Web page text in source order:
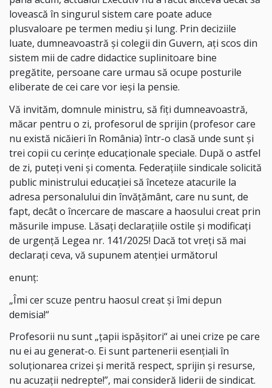
lovească în singurul sistem care poate aduce
plusvaloare pe termen mediu și lung. Prin deciziile
luate, dumneavoastră și colegii din Guvern, ați scos din
sistem mii de cadre didactice suplinitoare bine
pregătite, persoane care urmau să ocupe posturile
eliberate de cei care vor ieși la pensie.
Vă invităm, domnule ministru, să fiți dumneavoastră,
măcar pentru o zi, profesorul de sprijin (profesor care
nu există nicăieri în România) într-o clasă unde sunt și
trei copii cu cerințe educaționale speciale. După o astfel
de zi, puteți veni și comenta. Federațiile sindicale solicită
public ministrului educației să înceteze atacurile la
adresa personalului din învățământ, care nu sunt, de
fapt, decât o încercare de mascare a haosului creat prin
măsurile impuse. Lăsați declarațiile ostile și modificați
de urgență Legea nr. 141/2025! Dacă tot vreți să mai
declarați ceva, vă supunem atenției următorul
enunț:
„Îmi cer scuze pentru haosul creat și îmi depun
demisia!“
Profesorii nu sunt „țapii ispășitori“ ai unei crize pe care
nu ei au generat-o. Ei sunt partenerii esențiali în
soluționarea crizei și merită respect, sprijin și resurse,
nu acuzații nedrepte!”, mai consideră liderii de sindicat.